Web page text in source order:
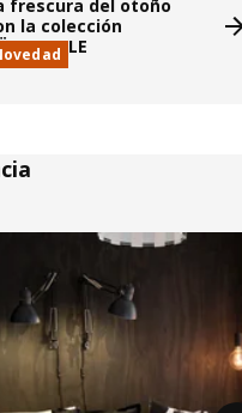
frescura del otoño
la colección